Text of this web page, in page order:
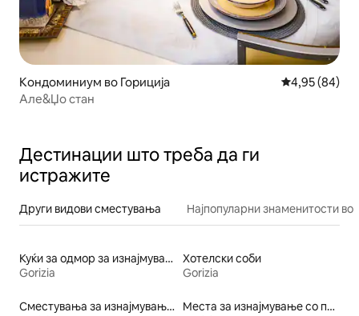
Кондоминиум во Гориција Просечна
4,95 (84)
Але&Џо стан
Дестинации што треба да ги
истражите
Други видови сместувања Најпопуларни знаменитости во
Куќи за одмор за изнајмување
Gorizia
Хотелски соби
Gorizia
Сместувања за изнајмување на плажа
Места за изнајмување со пристап до плажа